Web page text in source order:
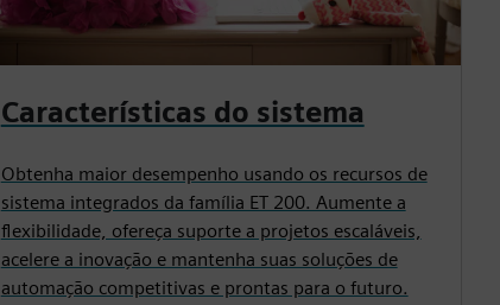
Características do sistema
Obtenha maior desempenho usando os recursos de
sistema integrados da família ET 200. Aumente a
flexibilidade, ofereça suporte a projetos escaláveis,
acelere a inovação e mantenha suas soluções de
automação competitivas e prontas para o futuro.